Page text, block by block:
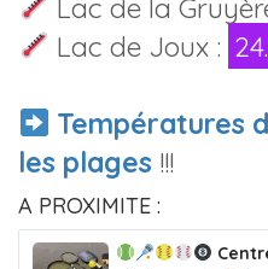
Lac de la
Lac de Joux :
Températures
les plages !!!
A PROXIMITE :